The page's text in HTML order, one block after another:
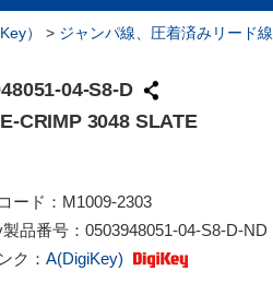
） > ジャンパ線、圧着済みリード線
04-S8-D
CRIMP 3048 SLATE
ード： M1009-2303
品番号： 0503948051-04-S8-D-ND
ク： A(DigiKey)